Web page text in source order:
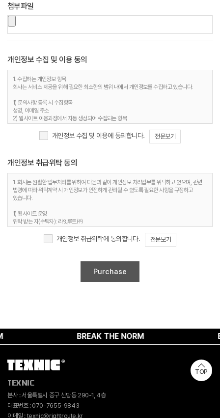
첨부파일
개인정보 수집 및 이용 동의
1. 수집하는 개인정보 항목
회사는 서비스 제공을 위해 필요한 최소한의 범위 내에서 개인정보를 수집하고 있습니다.
1) 문의사항 등록 시 수집항목
성명, 이메일 주소
2) 웹사이트 이용과정에서 자동 생성되어 수집되는 항목
2. 개인정보 수집 목적
1) 문의사항 등록 시 수집항목
사용자 식별, 사용자 문의 대응, 제안·불만·AS처리 등의 민원처리, 공지사항 전달
2) 웹사이트 이용과정에서 자동 생성되어 수집되는 항목
접속빈도 파악 및 서비스 이용 통계 수집 등 사용자 서비스 이용 분석을 통한 안정적 서비스 운영
및 품질 향상
3. 개인정보 보유기간
정보주체 개인정보는 원칙적으로 개인정보의 수집 및 이용목적이 달성되면 지체 없이
파기합니다. 단, 다음의 정보에 대해서는 아래의 이유로 명시한 기간 동안 보존합니다.
1) 문의사항 등록 시 수집항목
보유 이유 : 사용자 식별, 사용자 문의 대응, 민원처리, 공지사항 전달
2) 웹사이트 이용과정에서 자동 생성되어 수집되는 항목
보유 이유 : 접속빈도 파악 및 서비스 이용 통계 수집
개인정보 수집 및 이용에 동의합니다. 전문보기
개인정보 취급위탁 동의
1. 회사는 원활한 업무처리를 위하여 다음과 같이 개인정보 처리업무를 위탁하고 있으며, 관련
법령에 따라 위탁계약 시 개인정보가 안전하게 관리될 수 있도록 필요한 사항을 규정하고
있습니다.
1) 웹사이트 운영
위탁 받는 자(수탁자): 라잇루트㈜
개인정보 보유 및 이용기간 : 명시된 보유기간 및 이유 종료 시까지
정보주체는 위와 같은 개인정보의 취급위탁을 거부할 수 있습니다. 다만 이러한 개인정보의
취급위탁에 동의하지 않을 경우에는 회원가입 및 진행업무와 관련한 정상적인 서비스 제공이
개인정보 취급위탁에 동의합니다. 전문보기
BREAK THE NORM
TEXNIC
본사 : 서울특별시 중구 신당동 290-1, 4층
대표번호 : 070-7655-9843
이메일 : texnic@rightroute.kr
TOP